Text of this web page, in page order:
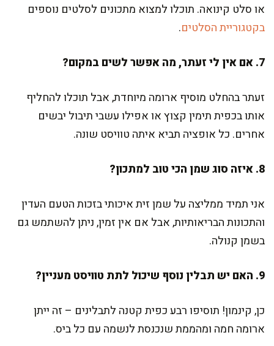
או סלט קינואה. תוכלו למצוא מתכונים לסלטים נוספים
בקטגוריית הסלטים.
7. אם אין לי זעתר, מה אפשר לשים במקום?
זעתר בהחלט מוסיף ארומה מיוחדת, אבל תוכלו להחליף
אותו בכפית תימין קצוץ או אפילו עשבי תיבול יבשים
אחרים. כל אופציה תביא איתה טוויסט שונה.
8. איזה סוג שמן הכי טוב למתכון?
אני תמיד ממליצה על שמן זית איכותי בזכות הטעם העדין
והתכונות הבריאותיות, אבל אם אין זמין, ניתן להשתמש גם
בשמן קנולה.
9. האם יש תבלין נוסף שיכול לתת טוויסט מעניין?
כן, קינמון! תוסיפו רבע כפית קטנה לתבלינים – זה ייתן
ארומה חמה ומהממת שנכנסת לנשמה עם כל ביס.